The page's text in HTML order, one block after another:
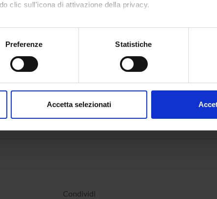
clic sull'icona di attivazione della privacy.
posizione geografica, con un'approssimazione di qualche
momento dalla Dichiarazione sui cookie.
Preferenze Statistiche
Accetta selezionati
nei paesi di lingua tedesca, cap. 2 Dalla metà del
prima della nascita del termine corrispondente
d'ordine nella frase tedesca
Condividi